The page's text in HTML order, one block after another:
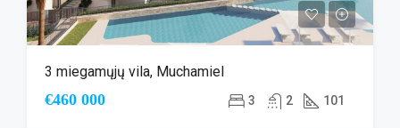
3 miegamųjų vila, Muchamiel
€460 000 3 2 101